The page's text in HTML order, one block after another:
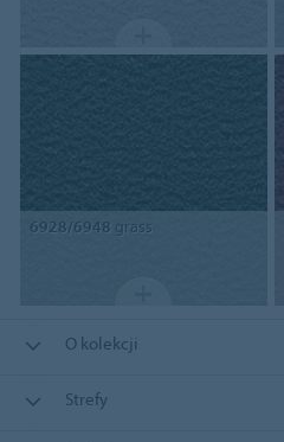
6928/6948 grass
O kolekcji
Strefy